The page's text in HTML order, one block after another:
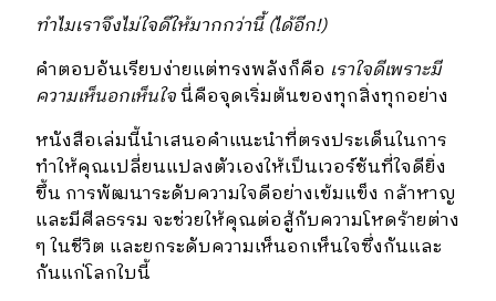
ทำไมเราจึงไม่ใจดีให้มากกว่านี้ (ได้อีก!)
คำตอบอันเรียบง่ายแต่ทรงพลังก็คือ เราใจดีเพราะมี
ความเห็นอกเห็นใจนี่คือจุดเริ่มต้นของทุกสิ่งทุกอย่าง
หนังสือเล่มนี้นำเสนอคำแนะนำที่ตรงประเด็นในการ
ทำให้คุณเปลี่ยนแปลงตัวเองให้เป็นเวอร์ชันที่ใจดียิ่ง
ขึ้น การพัฒนาระดับความใจดีอย่างเข้มแข็ง กล้าหาญ
และมีศีลธรรม จะช่วยให้คุณต่อสู้กับความโหดร้ายต่าง
ๆ ในชีวิต และยกระดับความเห็นอกเห็นใจซึ่งกันและ
กันแก่โลกใบนี้